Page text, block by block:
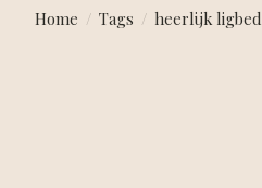
Home / Tags / heerlijk ligbed